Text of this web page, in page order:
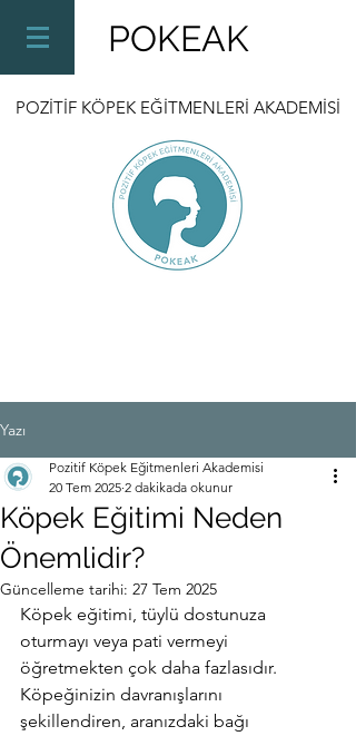
POKEAK
POZİTİF KÖPEK EĞİTMENLERİ AKADEMİSİ
Yazı
Köpek Eğitimi Neden
Önemlidir?
Pozitif Köpek Eğitmenleri Akademisi
20 Tem 2025 2 dakikada okunur
Güncelleme tarihi: 27 Tem 2025
Köpek eğitimi, tüylü dostunuza
oturmayı veya pati vermeyi
öğretmekten çok daha fazlasıdır.
Köpeğinizin davranışlarını
şekillendiren, aranızdaki bağı